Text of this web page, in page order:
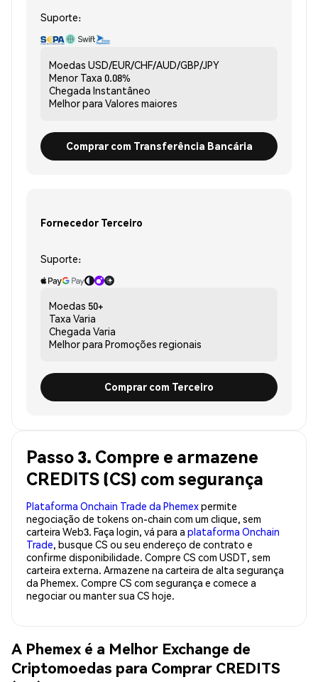
Suporte:
Moedas USD/EUR/CHF/AUD/GBP/JPY
Menor Taxa 0.08%
Chegada Instantâneo
Melhor para Valores maiores
Comprar com Transferência Bancária
Fornecedor Terceiro
Suporte:
Moedas 50+
Taxa Varia
Chegada Varia
Melhor para Promoções regionais
Comprar com Terceiro
Passo 3. Compre e armazene
CREDITS (CS) com segurança
Plataforma Onchain Trade da Phemexpermite
negociação de tokens on-chain com um clique, sem
carteira Web3. Faça login, vá para a plataforma Onchain
Trade, busque CS ou seu endereço de contrato e
confirme disponibilidade. Compre CS com USDT, sem
carteira externa. Armazene na carteira de alta segurança
da Phemex. Compre CS com segurança e comece a
negociar ou manter sua CS hoje.
A Phemex é a Melhor Exchange de
Criptomoedas para Comprar CREDITS